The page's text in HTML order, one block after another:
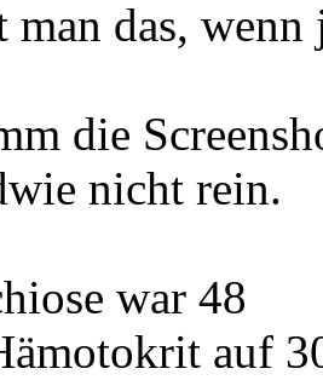
man das,
die
nicht rein.
war 48
auf